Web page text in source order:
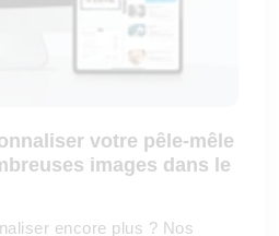
votre pêle-mêle
images dans le
encore plus ? Nos